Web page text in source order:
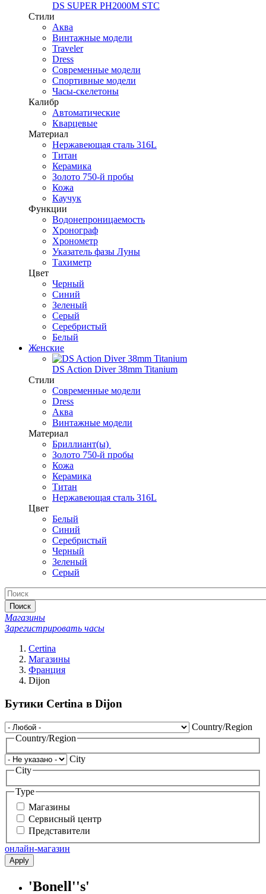
DS SUPER PH2000M STC
Стили
Аква
Винтажные модели
Traveler
Dress
Современные модели
Спортивные модели
Часы-скелетоны
Калибр
Автоматические
Кварцевые
Материал
Нержавеющая сталь 316L
Титан
Керамика
Золото 750-й пробы
Кожа
Каучук
Функции
Водонепроницаемость
Хронограф
Хронометр
Указатель фазы Луны
Тахиметр
Цвет
Черный
Синий
Зеленый
Серый
Серебристый
Белый
Женские
DS Action Diver 38mm Titanium
Стили
Современные модели
Dress
Аква
Винтажные модели
Материал
Бриллиант(ы)
Золото 750-й пробы
Кожа
Керамика
Титан
Нержавеющая сталь 316L
Цвет
Белый
Синий
Серебристый
Черный
Зеленый
Серый
Поиск
Магазины
Зарегистрировать часы
Certina
Магазины
Франция
Dijon
Бутики Certina в Dijon
Country/Region
Country/Region
City
City
Type
Магазины
Сервисный центр
Представители
онлайн-магазин
Apply
'Bonell''s'